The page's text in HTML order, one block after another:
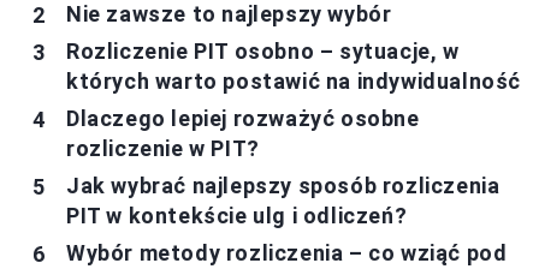
Nie zawsze to najlepszy wybór
Rozliczenie PIT osobno – sytuacje, w
których warto postawić na indywidualność
Dlaczego lepiej rozważyć osobne
rozliczenie w PIT?
Jak wybrać najlepszy sposób rozliczenia
PIT w kontekście ulg i odliczeń?
Wybór metody rozliczenia – co wziąć pod